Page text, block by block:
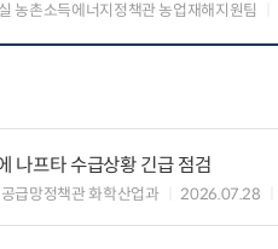
농촌소득에너지정책관 농업재해지원팀
나프타 수급상황 긴급 점검
급망정책관 화학산업과 2026.07.28